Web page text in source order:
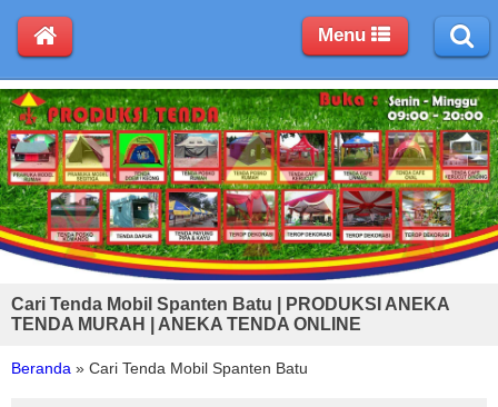
Cari Tenda Mobil Spanten Batu | PRODUKSI ANEKA
TENDA MURAH | ANEKA TENDA ONLINE
Beranda » Cari Tenda Mobil Spanten Batu
Menu